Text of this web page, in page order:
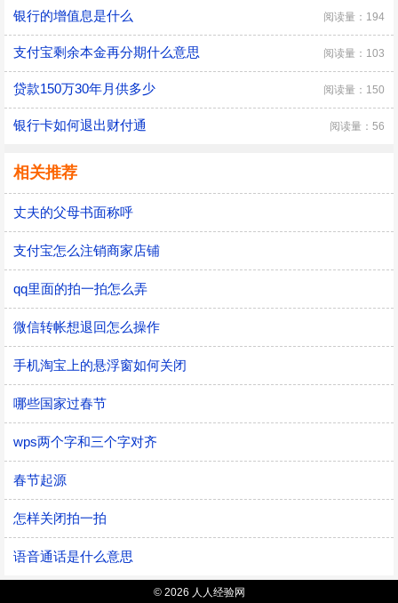
银行的增值息是什么 阅读量：194
支付宝剩余本金再分期什么意思 阅读量：103
贷款150万30年月供多少 阅读量：150
银行卡如何退出财付通 阅读量：56
相关推荐
丈夫的父母书面称呼
支付宝怎么注销商家店铺
qq里面的拍一拍怎么弄
微信转帐想退回怎么操作
手机淘宝上的悬浮窗如何关闭
哪些国家过春节
wps两个字和三个字对齐
春节起源
怎样关闭拍一拍
语音通话是什么意思
© 2026 人人经验网